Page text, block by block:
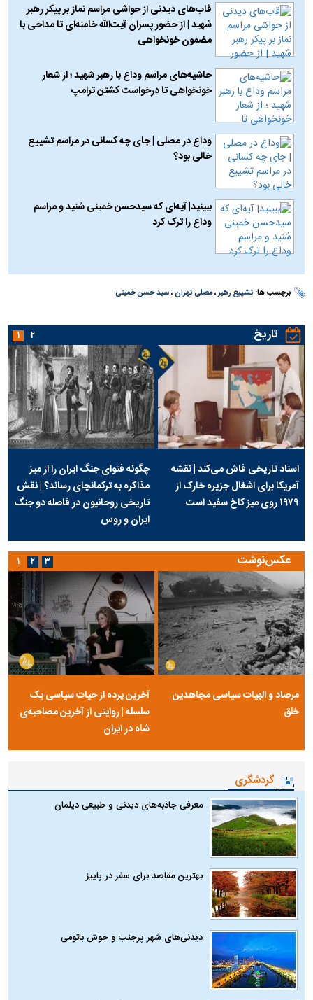
قاب‌های دیدنی از حواشی مراسم نماز بر پیکر رهبر
شهید | از حضور پسران آیت‌الله خامنه‌ای تا مداحی با
مضمون خونخواهی
حاشیه‌های مراسم وداع با رهبر شهید ؛ از شعار
خونخواهی تا درخواست کشتن ترامپ
وداع در مصلی | جای چه کسانی در مراسم تشییع
خالی بود؟
ببینید| آیه‌ای که سیدحسن خمینی شنید و مراسم
وداع را ترک کرد
برچسب ها:تشییع رهبر،مصلی تهران،سید حسن خمینی
تاریخ
اسناد تاریخی فاش می‌کند | نقشه
آمریکا برای اشغال جزیره خارک از
۱۹۷۹ روی میز کاخ سفید است
چگونه فتوای جنگ ایران را از میز
مذاکره به ترکمانچای رساند؟ | نقش
تاریخی روحانیون در فاصله دو جنگ
ایران و روس
۱ ۲
عکس‌نوشت
مرصاد و الهیات سیاسی مجاهدین
خلق
آخرین پرده از حیات سیاسی یک
سلسله | روایتی از آخرین مصاحبه‌ی
شاه در ایران
۱ ۲ ۳
گردشگری
معرفی جاذبه‌های دیدنی و طبیعی دیلمان
بهترین مقاصد برای سفر در پاییز
دیدنی‌های شهر پرجنب و جوش باتومی